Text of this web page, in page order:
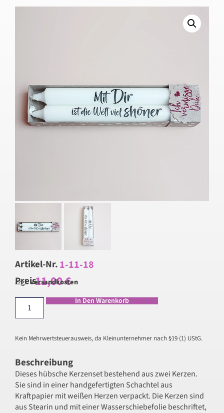
Artikel-Nr.1-11-18
Preis11,00€
zzgl.Versandkosten
In Den Warenkorb
Kein Mehrwertsteuerausweis, da Kleinunternehmer nach §19 (1) UStG.
Beschreibung
Dieses hübsche Kerzenset bestehend aus zwei Kerzen.
Sie sind in einer handgefertigten Schachtel aus
Kraftpapier mit weißen Herzen verpackt. Die Kerzen sind
aus Stearin und mit einer Wasserschiebefolie beschriftet,